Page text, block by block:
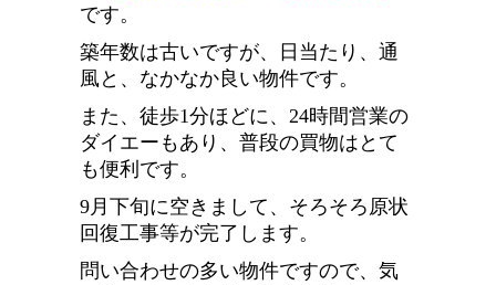
です。
築年数は古いですが、日当たり、通
風と、なかなか良い物件です。
また、徒歩1分ほどに、24時間営業の
ダイエーもあり、普段の買物はとて
も便利です。
9月下旬に空きまして、そろそろ原状
回復工事等が完了します。
問い合わせの多い物件ですので、気